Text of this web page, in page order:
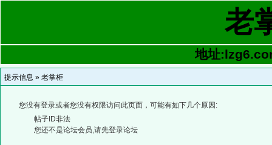
老
地址
提示信息 » 老掌柜
您没有登录或者您没有权限访问此页面，可能有如下几个原因:
帖子ID非法
您还不是论坛会员,请先登录论坛